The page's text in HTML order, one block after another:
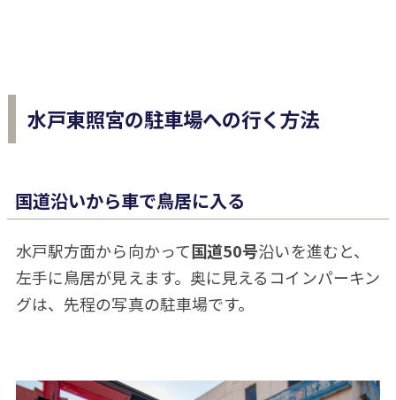
水戸東照宮の駐車場への行く方法
国道沿いから車で鳥居に入る
水戸駅方面から向かって国道50号沿いを進むと、
左手に鳥居が見えます。奥に見えるコインパーキン
グは、先程の写真の駐車場です。